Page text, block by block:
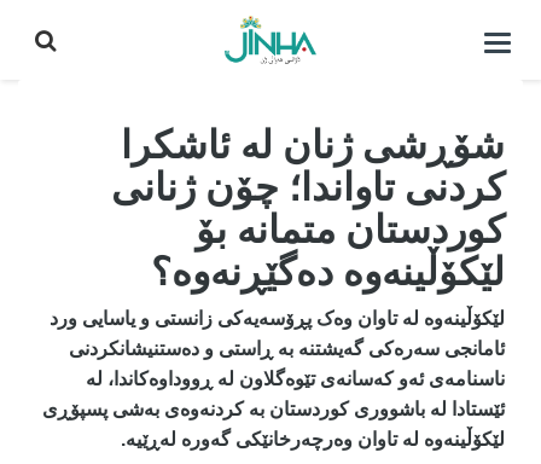
كردنه‌وه‌ی
شۆڕشی ژنان لە ئاشکرا
کردنی تاواندا؛ چۆن ژنانی
کوردستان متمانە بۆ
لێکۆڵینەوە دەگێڕنەوە؟
لێکۆڵینەوە لە تاوان وەک پڕۆسەیەکی زانستی و یاسایی ورد
ئامانجی سەرەکی گەیشتنە بە ڕاستی و دەستنیشانکردنی
ناسنامەی ئەو کەسانەی تێوەگلاون لە ڕووداوەکاندا، لە
ئێستادا لە باشووری کوردستان بە کردنەوەی بەشی پسپۆڕی
لێکۆڵینەوە لە تاوان وەرچەرخانێکی گەورە لەڕێیە.